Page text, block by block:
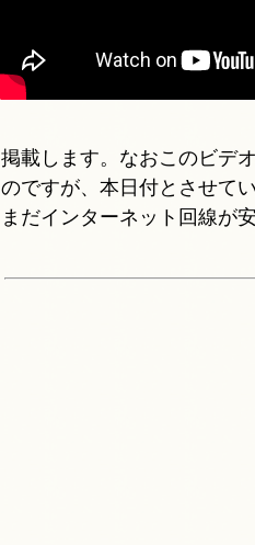
掲載します。なおこのビデ
のですが、本日付とさせて
まだインターネット回線が